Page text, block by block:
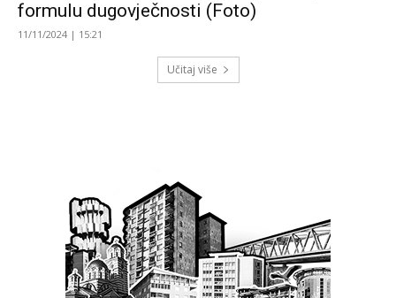
formulu dugovječnosti (Foto)
11/11/2024 | 15:21
Učitaj više